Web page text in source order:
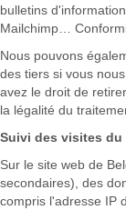
bulletins
Mailchimp…
Nous pouvons
des tiers si vous
avez le droit de
la légalité du
Suivi des visites du
Sur le site web de
secondaires), des
compris l'adresse IP